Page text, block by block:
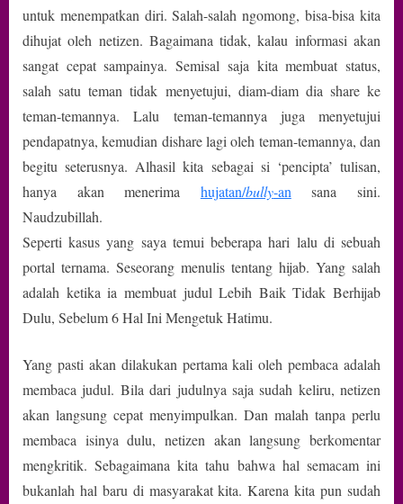
dan
Mengingatkan
untuk menempatkan diri. Salah-salah ngomong, bisa-bisa kita
dihujat oleh netizen. Bagaimana tidak, kalau informasi akan
sangat cepat sampainya. Semisal saja kita membuat status,
salah satu teman tidak menyetujui, diam-diam dia share ke
teman-temannya. Lalu teman-temannya juga menyetujui
pendapatnya, kemudian dishare lagi oleh teman-temannya, dan
begitu seterusnya. Alhasil kita sebagai si ‘pencipta’ tulisan,
hanya akan menerima hujatan/bully-an sana sini.
Naudzubillah.
Seperti kasus yang saya temui beberapa hari lalu di sebuah
portal ternama. Seseorang menulis tentang hijab. Yang salah
adalah ketika ia membuat judul Lebih Baik Tidak Berhijab
Dulu, Sebelum 6 Hal Ini Mengetuk Hatimu.
Yang pasti akan dilakukan pertama kali oleh pembaca adalah
membaca judul. Bila dari judulnya saja sudah keliru, netizen
akan langsung cepat menyimpulkan. Dan malah tanpa perlu
membaca isinya dulu, netizen akan langsung berkomentar
mengkritik. Sebagaimana kita tahu bahwa hal semacam ini
bukanlah hal baru di masyarakat kita. Karena kita pun sudah